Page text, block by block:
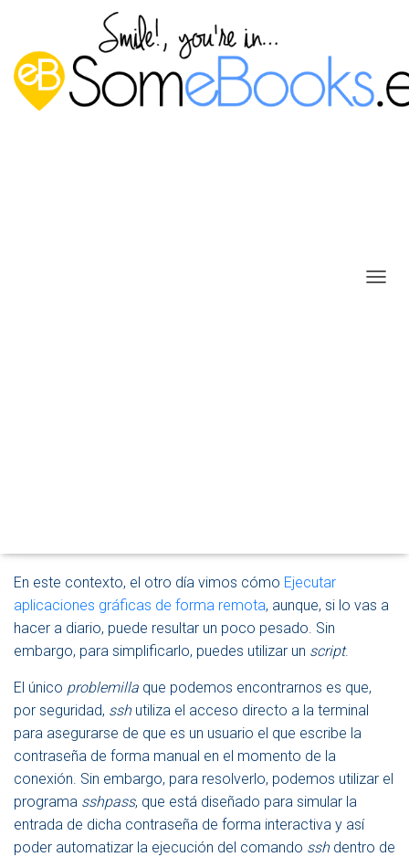
V
A
En este contexto, el otro día vimos cómo Ejecutar
aplicaciones gráficas de forma remota, aunque, si lo vas a
hacer a diario, puede resultar un poco pesado. Sin
embargo, para simplificarlo, puedes utilizar un script.
El único problemilla que podemos encontrarnos es que,
por seguridad, sshutiliza el acceso directo a la terminal
para asegurarse de que es un usuario el que escribe la
contraseña de forma manual en el momento de la
conexión. Sin embargo, para resolverlo, podemos utilizar el
programa sshpass, que está diseñado para simular la
entrada de dicha contraseña de forma interactiva y así
poder automatizar la ejecución del comando sshdentro de